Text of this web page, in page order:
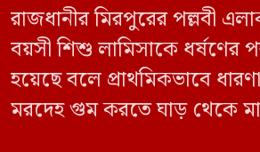
রাজধানীর মিরপুরের পল্লবী
বয়সী শিশু লামিসাকে ধর্ষণের
হয়েছে বলে প্রাথমিকভাবে
মরদেহ গুম করতে ঘাড় থেকে